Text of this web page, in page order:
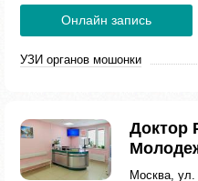
Онлайн запись
УЗИ органов мошонки
Доктор
Москва,